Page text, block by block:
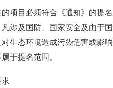
目必须符合《通知》的提名
涉及国防、国家安全及由于
生态环境造成污染危害或影
于提名范围。